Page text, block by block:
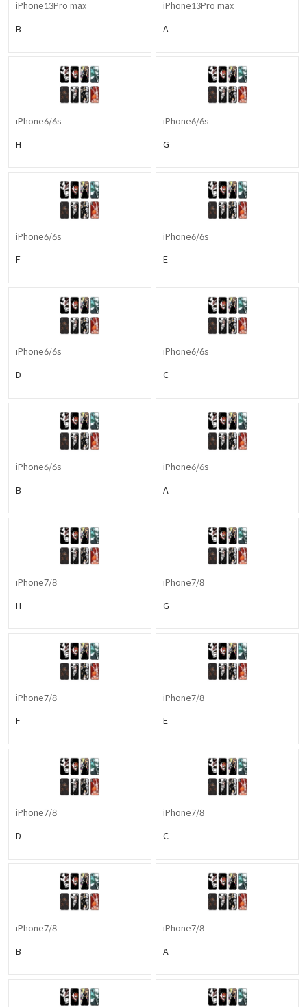
iPhone13Pro max
B
iPhone13Pro max
A
iPhone6/6s
H
iPhone6/6s
G
iPhone6/6s
F
iPhone6/6s
E
iPhone6/6s
D
iPhone6/6s
C
iPhone6/6s
B
iPhone6/6s
A
iPhone7/8
H
iPhone7/8
G
iPhone7/8
F
iPhone7/8
E
iPhone7/8
D
iPhone7/8
C
iPhone7/8
B
iPhone7/8
A